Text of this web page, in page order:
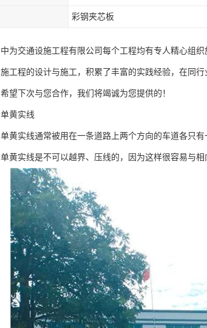
彩钢夹芯板
中为交通设施工程有限公司每个工程均有专人精心组
施工程的设计与施工，积累了丰富的实践经验，在同
希望下次与您合作，我们将竭诚为您提供的！
单黄实线
单黄实线通常被用在一条道路上两个方向的车道各只
单黄实线是不可以越界、压线的，因为这样很容易与相